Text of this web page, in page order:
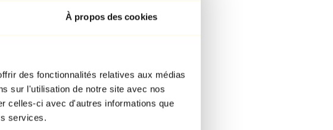
À propos des cookies
des fonctionnalités relatives aux médias
sur l'utilisation de notre site avec nos
celles-ci avec d'autres informations que
services.